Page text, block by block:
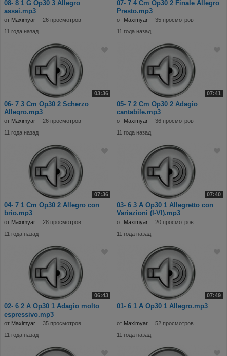
08- 8 1 G Op30 3 Allegro
assai.mp3
от Maximyar
26 просмотров
11 года назад
07- 7 4 Cm Op30 2 Finale Allegro
Presto.mp3
от Maximyar
35 просмотров
11 года назад
03:36
06- 7 3 Cm Op30 2 Scherzo
Allegro.mp3
от Maximyar
26 просмотров
11 года назад
07:41
05- 7 2 Cm Op30 2 Adagio
cantabile.mp3
от Maximyar
36 просмотров
11 года назад
07:36
04- 7 1 Cm Op30 2 Allegro con
brio.mp3
от Maximyar
28 просмотров
11 года назад
07:40
03- 6 3 A Op30 1 Allegretto con
Variazioni (I-VI).mp3
от Maximyar
20 просмотров
11 года назад
06:43
02- 6 2 A Op30 1 Adagio molto
espressivo.mp3
от Maximyar
35 просмотров
11 года назад
07:49
01- 6 1 A Op30 1 Allegro.mp3
от Maximyar
52 просмотров
11 года назад